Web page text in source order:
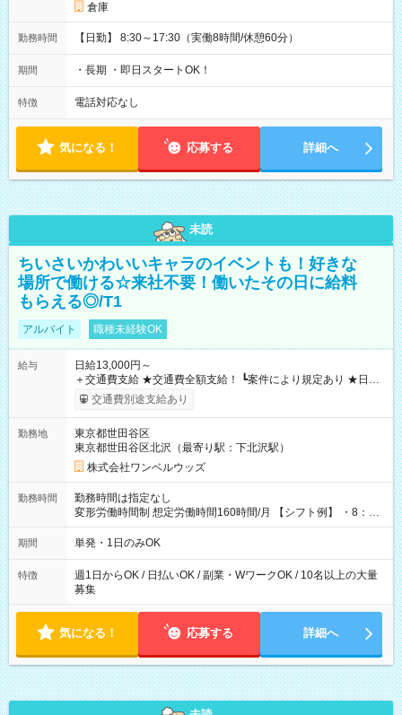
倉庫
勤務時間 【日勤】 8:30～17:30（実働8時間/休憩60分）
期間 ・長期 ・即日スタートOK！
特徴 電話対応なし
気になる！ 応募する 詳細へ
未読
ちいさいかわいいキャラのイベントも！好きな
場所で働ける☆来社不要！働いたその日に給料
もらえる◎/T1
アルバイト 職種未経験OK
給与
日給13,000円～
＋交通費支給 ★交通費全額支給！ ┗案件により規定あり ★日払
いOK！（規定あり） ┗働いたその日に現金GET♪ お仕事後はコ
ンビニATMから 日払い分を引き落とせます！ 【試用期間】試
交通費別途支給あり
勤務地
東京都世田谷区
東京都世田谷区北沢（最寄り駅：下北沢駅）
株式会社ワンベルウッズ
勤務時間
勤務時間は指定なし
変形労働時間制 想定労働時間160時間/月 【シフト例】 ・8：00
～21：00
期間 単発・1日のみOK
特徴
週1日からOK / 日払いOK / 副業・WワークOK / 10名以上の大量
募集
気になる！ 応募する 詳細へ